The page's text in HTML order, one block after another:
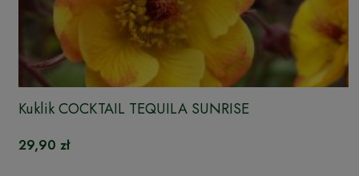
Kuklik COCKTAIL TEQUILA SUNRISE
29,90 zł